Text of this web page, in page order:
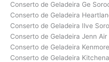
Conserto de Geladeira Ge
Conserto de Geladeira
Conserto de Geladeira Ilve
Conserto de Geladeira Jenn
Conserto de Geladeira
Conserto de Geladeira